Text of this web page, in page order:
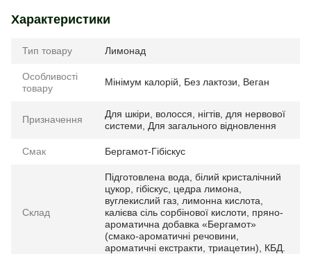
Характеристики
Тип товару Лимонад
Особливості
товару
Мінімум калорій, Без лактози, Веган
Призначення
Для шкіри, волосся, нігтів, для нервової
системи, Для загального відновлення
Смак Бергамот-Гібіскус
Склад
Підготовлена вода, білий кристалічний
цукор, гібіскус, цедра лимона,
вуглекислий газ, лимонна кислота,
калієва сіль сорбінової кислоти, пряно-
ароматична добавка «Бергамот»
(смако-ароматичні речовини,
ароматичні екстракти, триацетин), КБД.